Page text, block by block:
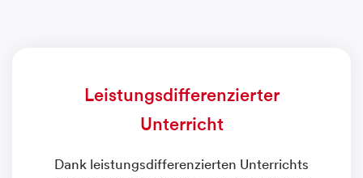
Leistungsdifferenzierter
Unterricht
Dank leistungsdifferenzierten Unterrichts